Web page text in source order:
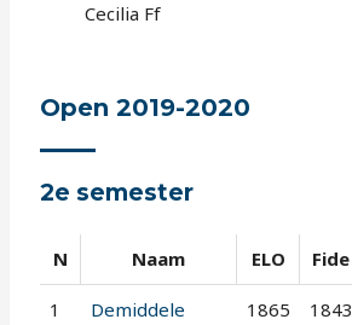
Cecilia Ff
Open 2019-2020
2e semester
N Naam ELO Fide
1
Demiddele
1865 1843